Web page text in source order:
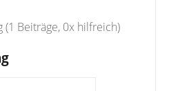
(1 Beiträge, 0x hilfreich)